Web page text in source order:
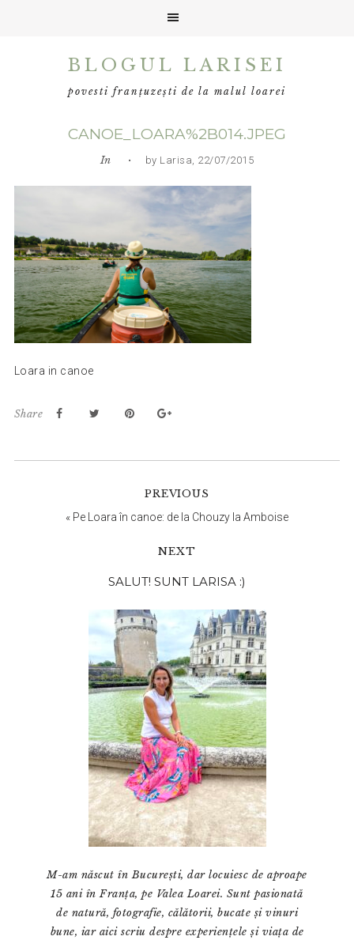
BLOGUL LARISEI
povesti franțuzești de la malul loarei
CANOE_LOARA%2B014.JPEG
In • by Larisa, 22/07/2015
Loara in canoe
Share
PREVIOUS
« Pe Loara în canoe: de la Chouzy la Amboise
NEXT
principală
SALUT! SUNT LARISA :)
M-am născut în București, dar locuiesc de aproape
15 ani în Franța, pe Valea Loarei. Sunt pasionată
de natură, fotografie, călătorii, bucate și vinuri
bune, iar aici scriu despre experiențele și viața de